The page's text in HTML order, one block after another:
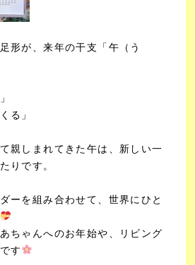
形が、来年の干支「午（う
る」
親しまれてきた午は、 新しい一
りです。
ーを組み合わせて、世界にひと
ちゃんへのお年始や、 リビング
す